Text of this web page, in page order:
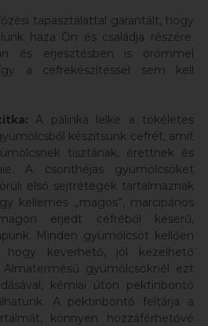
tapasztalattal garantált, hogy
haza Ön és családja részére.
és erjesztésben is örömmel
a cefrekészítéssel sem kell
A pálinka lelke a tökéletes
készítsünk cefrét, amit
tisztának, érettnek és
A csonthéjas gyümölcsöket
első sejtrétegek tartalmaznak
kellemes „magos”, marcipános
erjedt cefréből keserű,
Minden gyümölcsöt kellően
hogy keverhető, jól kezelhető
gyümölcsöknél ezt
kémiai úton pektinbontó
A pektinbontó feltárja a
könnyen hozzáférhetővé